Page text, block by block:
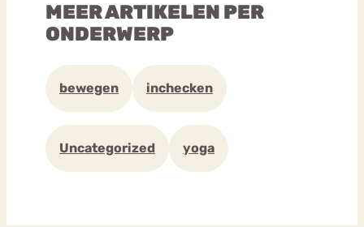
MEER ARTIKELEN PER
ONDERWERP
bewegen inchecken
Uncategorized yoga